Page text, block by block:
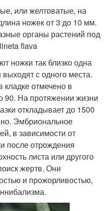
или желтоватые, на
ножек от 3 до 10 мм.
органы растений под
flava
ножки так близко одна
выходят с одного места.
отмечено в
90. На протяжении жизни
откладывает до 1500
Эмбриональное
в зависимости от
после отрождения
листа или другого
жертв. Они
и прожорливостью,